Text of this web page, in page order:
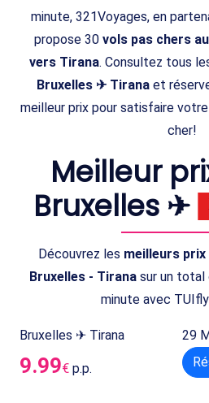
minute, 321Voyages, en
propose 30 vols pas chers
vers Tirana. Consultez tous
Bruxelles ✈ Tirana et
meilleur prix pour satisfaire
cher!
Meilleur
Bruxelles ✈
Découvrez les meilleurs
Bruxelles - Tirana sur un total
minute avec
Bruxelles ✈ Tirana 29
9.99€ p.p.